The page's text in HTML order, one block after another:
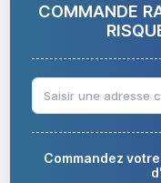
COMMANDE
Commandez